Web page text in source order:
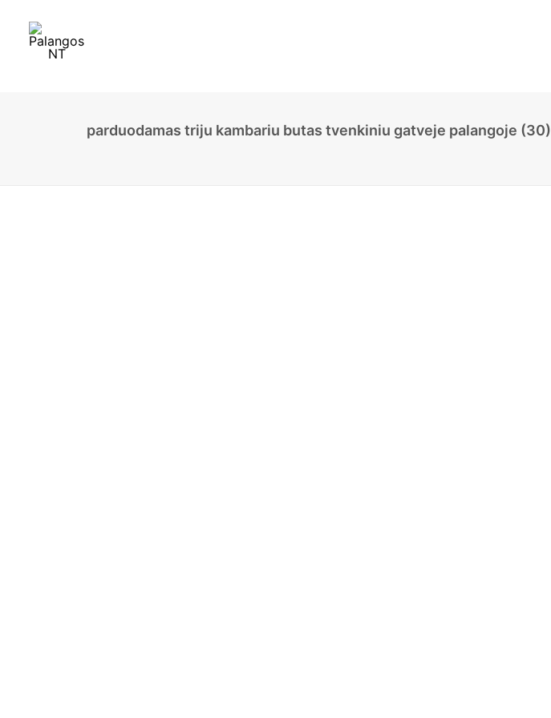
parduodamas triju kambariu butas tvenkiniu gatveje palangoje (30)